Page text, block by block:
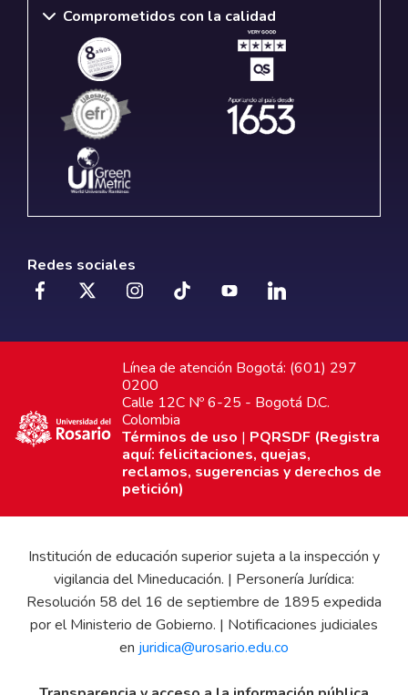
Comprometidos con la calidad
Redes sociales
Línea de atención Bogotá: (601) 297
0200
Calle 12C Nº 6-25 - Bogotá D.C.
Colombia
Términos de uso | PQRSDF (Registra
aquí: felicitaciones, quejas,
reclamos, sugerencias y derechos de
petición)
Institución de educación superior sujeta a la inspección y
vigilancia del Mineducación. | Personería Jurídica:
Resolución 58 del 16 de septiembre de 1895 expedida
por el Ministerio de Gobierno. | Notificaciones judiciales
en juridica@urosario.edu.co